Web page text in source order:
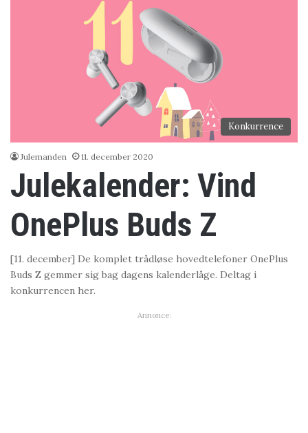
Konkurrence
Julemanden 11. december 2020
Julekalender: Vind
OnePlus Buds Z
[11. december] De komplet trådløse hovedtelefoner OnePlus
Buds Z gemmer sig bag dagens kalenderlåge. Deltag i
konkurrencen her.
Annonce: